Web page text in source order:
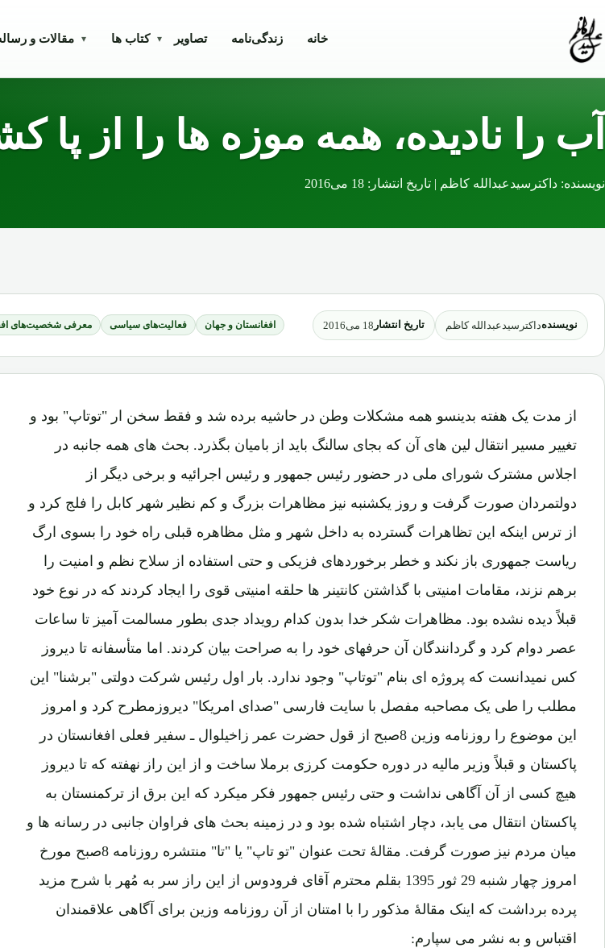
خانه زندگی‌نامه تصاویر کتاب ها ▾ مقالات و ▾
آب را نادیده، همه موزه ها را از پا
نویسنده: داکترسیدعبدالله کاظم | تاریخ انتشار: 18 می2016
نویسندهداکترسیدعبدالله کاظم تاریخ انتشار 18 می2016 افغانستان و جهان فعالیت‌های سیاسی معرفی شخصیت‌های
از مدت یک هفته بدینسو همه مشکلات وطن در حاشیه برده شد و فقط سخن ار "توتاپ" بود و
تغییر مسیر انتقال لین های آن که بجای سالنگ باید از بامیان بگذرد. بحث های همه جانبه در
اجلاس مشترک شورای ملی در حضور رئیس جمهور و رئیس اجرائیه و برخی دیگر از
دولتمردان صورت گرفت و روز یکشنبه نیز مظاهرات بزرگ و کم نظیر شهر کابل را فلج کرد و
از ترس اینکه این تظاهرات گسترده به داخل شهر و مثل مظاهره قبلی راه خود را بسوی ارگ
ریاست جمهوری باز نکند و خطر برخوردهای فزیکی و حتی استفاده از سلاح نظم و امنیت را
برهم نزند، مقامات امنیتی با گذاشتن کانتینر ها حلقه امنیتی قوی را ایجاد کردند که در نوع خود
قبلاً دیده نشده بود. مظاهرات شکر خدا بدون کدام رویداد جدی بطور مسالمت آمیز تا ساعات
عصر دوام کرد و گردانندگان آن حرفهای خود را به صراحت بیان کردند. اما متأسفانه تا دیروز
کس نمیدانست که پروژه ای بنام "توتاپ" وجود ندارد. بار اول رئیس شرکت دولتی "برشنا" این
مطلب را طی یک مصاحبه مفصل با سایت فارسی "صدای امریکا" دیروزمطرح کرد و امروز
این موضوع را روزنامه وزین 8صبح از قول حضرت عمر زاخیلوال ـ سفیر فعلی افغانستان در
پاکستان و قبلاً وزیر مالیه در دوره حکومت کرزی برملا ساخت و از این راز نهفته که تا دیروز
هیچ کسی از آن آگاهی نداشت و حتی رئیس جمهور فکر میکرد که این برق از ترکمنستان به
پاکستان انتقال می یابد، دچار اشتباه شده بود و در زمینه بحث های فراوان جانبی در رسانه ها و
میان مردم نیز صورت گرفت. مقالۀ تحت عنوان "تو تاپ" یا "تا" منتشره روزنامه 8صبح مورخ
امروز چهار شنبه 29 ثور 1395 بقلم محترم آقای فرودوس از این راز سر به مُهر با شرح مزید
پرده برداشت که اینک مقالۀ مذکور را با امتنان از آن روزنامه وزین برای آگاهی علاقمندان
اقتباس و به نشر می سپارم: